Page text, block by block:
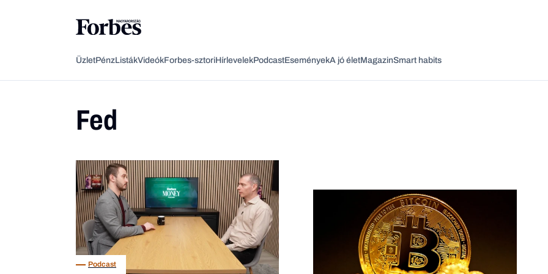
Vagy fedezze fel a következő témákat
Pénz Zöld
ÜzletPénzListákVideókForbes-sztoriHírlevelekPodcastEseményekA jó életMagazinSmart habits
Fed
Podcast